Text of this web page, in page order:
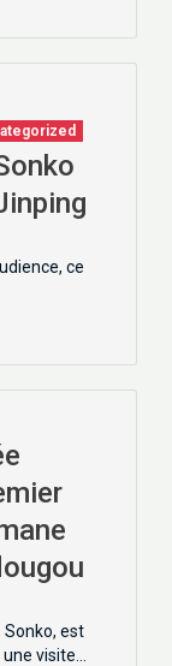
ce
est
visite…